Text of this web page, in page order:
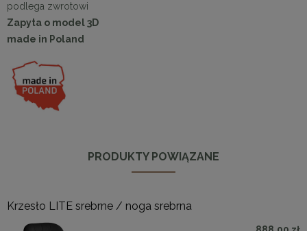
podlega zwrotowi
Zapyta o model 3D
made in Poland
PRODUKTY POWIĄZANE
Krzesło LITE srebrne / noga srebrna